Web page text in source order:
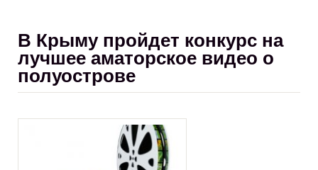
В Крыму пройдет конкурс на
лучшее аматорское видео о
полуострове